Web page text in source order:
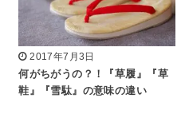
2017年7月3日
何がちがうの？！『草履』『草
鞋』『雪駄』の意味の違い